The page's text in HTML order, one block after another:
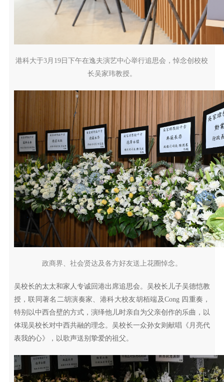
港科大于3月19日下午在逸夫演艺中心举行追思会，悼念创校校
长吴家玮教授。
政商界、社会贤达及各方好友送上花圈悼念。
吴校长的太太和家人专诚回港出席追思会。吴校长儿子吴德恺教
授，联同著名二胡演奏家、港科大校友胡栢端及Cong 四重奏，
特别以中西合壁的方式，演绎他儿时亲自为父亲创作的乐曲，以
体现吴校长对中西共融的理念。吴校长一众孙女则献唱《月亮代
表我的心》，以歌声送别挚爱的祖父。